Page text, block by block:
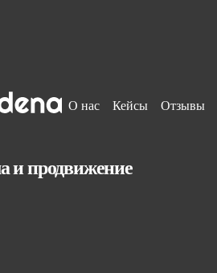
О нас Кейсы Отзывы
и продвижение